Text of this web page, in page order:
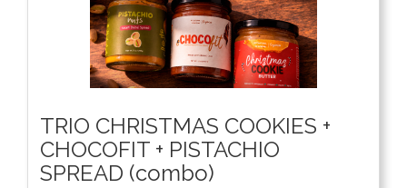
TRIO CHRISTMAS COOKIES +
CHOCOFIT + PISTACHIO
SPREAD (combo)